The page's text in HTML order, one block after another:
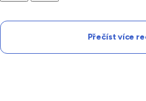
Přečíst více